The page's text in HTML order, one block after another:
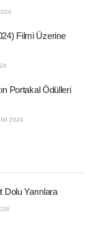
Filmi Üzerine
Portakal Ödülleri
2024
Yarınlara